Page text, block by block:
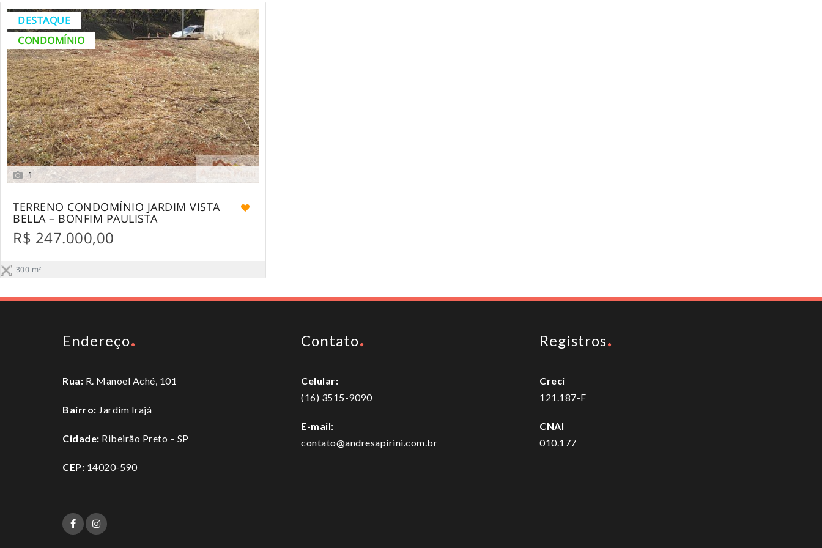
DESTAQUE
CONDOMÍNIO
1
TERRENO CONDOMÍNIO JARDIM VISTA
BELLA – BONFIM PAULISTA
R$ 247.000,00
300 m²
Endereço
Rua: R. Manoel Aché, 101
Bairro: Jardim Irajá
Cidade: Ribeirão Preto – SP
CEP: 14020-590
Contato
Celular:
(16) 3515-9090
E-mail:
contato@andresapirini.com.br
Registros
Creci
121.187-F
CNAI
010.177